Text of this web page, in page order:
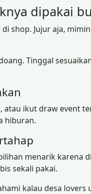
dipakai
shop. Jujur aja,
Tinggal
ikut draw event
hiburan.
menarik karena
sekali pakai.
kalau desa